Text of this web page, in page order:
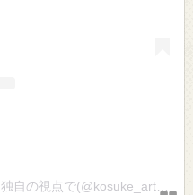
ホラノコウスケ / 全国のアートを独自の視点で(@kosuke_art)がシェアした投稿